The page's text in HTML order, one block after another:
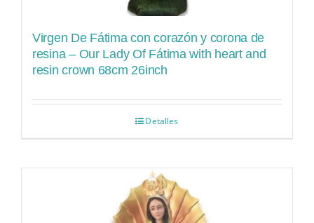
Virgen De Fátima con corazón y corona de
resina – Our Lady Of Fátima with heart and
resin crown 68cm 26inch
Detalles